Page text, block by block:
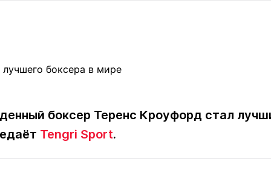
Контакты редакции Вакансии
боксер Теренс Кроуфорд стал
Tengri Sport.